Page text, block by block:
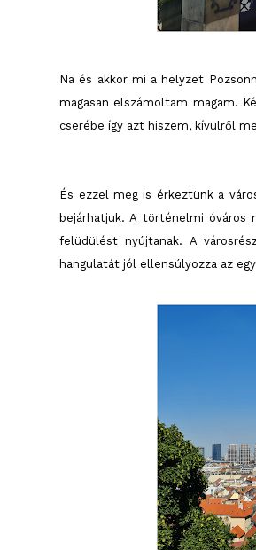
Na és akkor mi a helyzet
magasan elszámoltam magam.
cserébe így azt hiszem, kívülről
És ezzel meg is érkeztünk a
bejárhatjuk. A történelmi óváros
felüdülést nyújtanak. A
hangulatát jól ellensúlyozza az